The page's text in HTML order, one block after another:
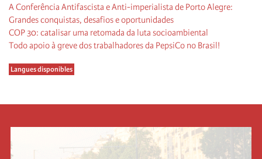
A Conferência Antifascista e Anti-imperialista de Porto Alegre:
Grandes conquistas, desafios e oportunidades
COP 30: catalisar uma retomada da luta socioambiental
Todo apoio à greve dos trabalhadores da PepsiCo no Brasil!
Langues disponibles